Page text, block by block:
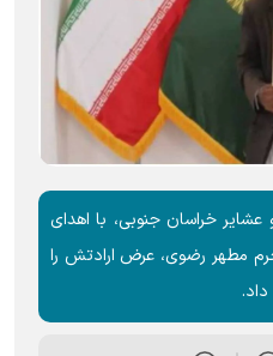
خراسان جنوبی، با اهدای
مطهر رضوی، عرض ارادتش را